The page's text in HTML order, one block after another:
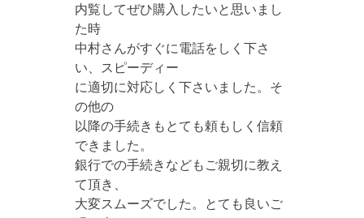
内覧してぜひ購入したいと思いまし
た時
中村さんがすぐに電話をしく下さ
い、スピーディー
に適切に対応しく下さいました。そ
の他の
以降の手続きもとても頼もしく信頼
できました。
銀行での手続きなどもご親切に教え
て頂き、
大変スムーズでした。とても良いご